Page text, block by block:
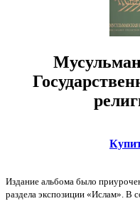
Издание альбома было
раздела экспозиции «Ислам». В